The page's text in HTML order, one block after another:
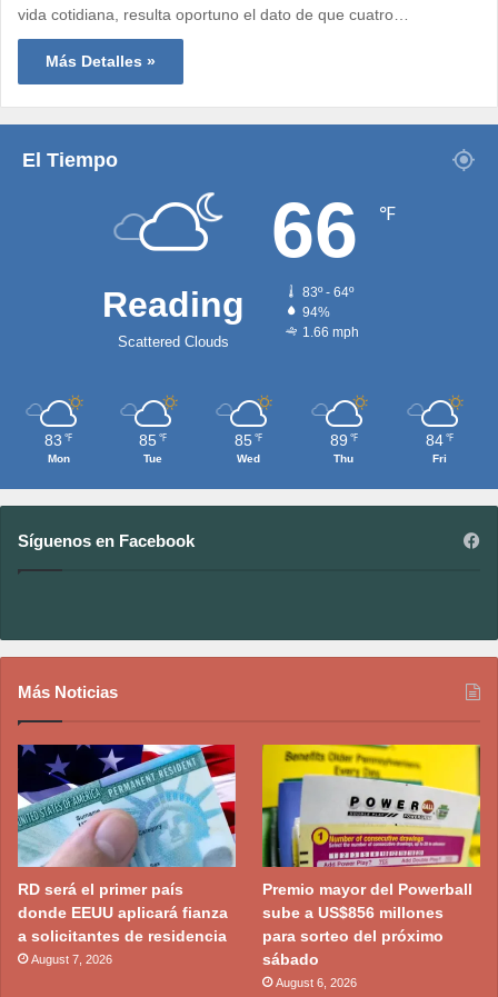
vida cotidiana, resulta oportuno el dato de que cuatro…
Más Detalles »
El Tiempo
Reading
Scattered Clouds
66 ℉
83º - 64º
94%
1.66 mph
83 ℉
Mon
85 ℉
Tue
85 ℉
Wed
89 ℉
Thu
84 ℉
Fri
Síguenos en Facebook
Más Noticias
RD será el primer país
donde EEUU aplicará fianza
a solicitantes de residencia
August 7, 2026
Premio mayor del Powerball
sube a US$856 millones
para sorteo del próximo
sábado
August 6, 2026